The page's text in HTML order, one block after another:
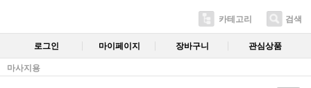
카테고리 검색
로그인 마이페이지 장바구니 관심상품
마사지용